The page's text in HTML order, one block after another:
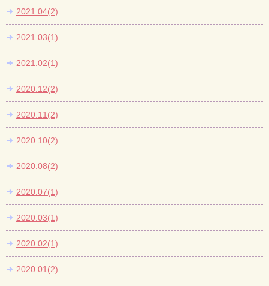
2021.04(2)
2021.03(1)
2021.02(1)
2020.12(2)
2020.11(2)
2020.10(2)
2020.08(2)
2020.07(1)
2020.03(1)
2020.02(1)
2020.01(2)